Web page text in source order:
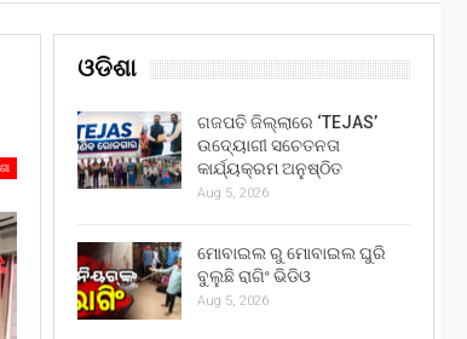
ଓଡିଶା
ଗଜପତି ଜିଲ୍ଲାରେ ‘TEJAS’
ଉଦ୍ୟୋଗୀ ସଚେତନତା
କାର୍ଯ୍ୟକ୍ରମ ଅନୁଷ୍ଠିତ
Aug 5, 2026
ମୋବାଇଲ ରୁ ମୋବାଇଲ ଘୁରି
ବୁଲୁଛି ରାଗିଂ ଭିଡିଓ
Aug 5, 2026